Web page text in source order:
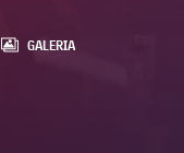
LABEL.ARIA.GALLERY
GALERIA